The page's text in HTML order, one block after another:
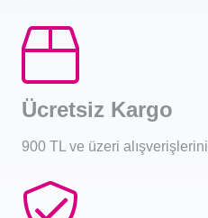
Ücretsiz Kargo
900 TL ve üzeri